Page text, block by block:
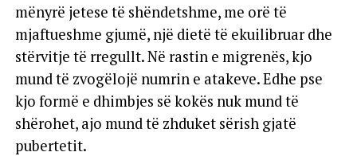
mënyrë jetese të shëndetshme, me orë të
mjaftueshme gjumë, një dietë të ekuilibruar dhe
stërvitje të rregullt. Në rastin e migrenës, kjo
mund të zvogëlojë numrin e atakeve. Edhe pse
kjo formë e dhimbjes së kokës nuk mund të
shërohet, ajo mund të zhduket sërish gjatë
pubertetit.